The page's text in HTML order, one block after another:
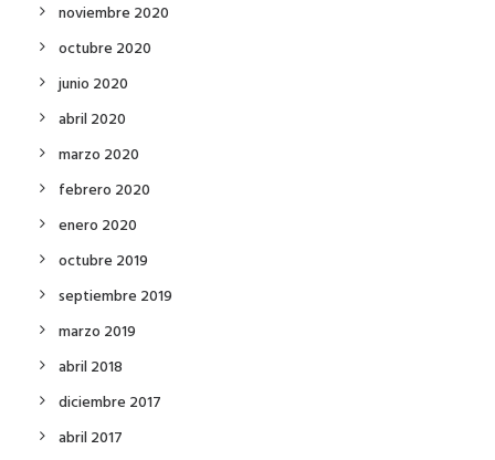
noviembre 2020
octubre 2020
junio 2020
abril 2020
marzo 2020
febrero 2020
enero 2020
octubre 2019
septiembre 2019
marzo 2019
abril 2018
diciembre 2017
abril 2017